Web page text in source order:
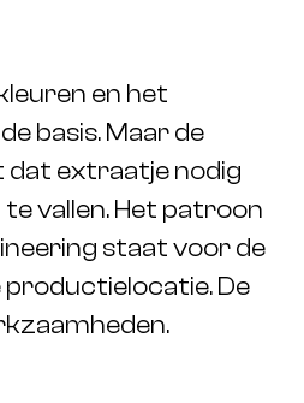
en het
basis. Maar de
dat extraatje nodig
vallen. Het patroon
staat voor de
productielocatie. De